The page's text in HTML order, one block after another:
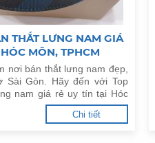
THẮT LƯNG NAM GIÁ
MÔN, TPHCM
nơi bán thắt lưng nam đẹp,
Sài Gòn. Hãy đến với Top
nam giá rẻ uy tín tại Hóc
Chi tiết